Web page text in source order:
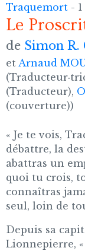
Traquemort - 1
Le
de Simon R.
et Arnaud
(Traducteur),
(couverture))
« Je te vois,
débattre, la
abattras un
quoi tu crois,
connaîtras
seul, loin de
Depuis sa
Lionnepierre,